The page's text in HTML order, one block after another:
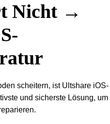
Nicht →
scheitern, ist Ultshare iOS-
und sicherste Lösung, um